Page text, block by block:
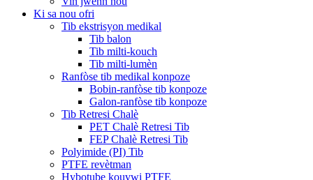
Ki sa nou ofri
Tib ekstrisyon medikal
Tib balon
Tib milti-kouch
Tib milti-lumèn
Ranfòse tib medikal konpoze
Bobin-ranfòse tib konpoze
Galon-ranfòse tib konpoze
Tib Retresi Chalè
PET Chalè Retresi Tib
FEP Chalè Retresi Tib
Polyimide (PI) Tib
PTFE revètman
Hybotube kouvwi PTFE